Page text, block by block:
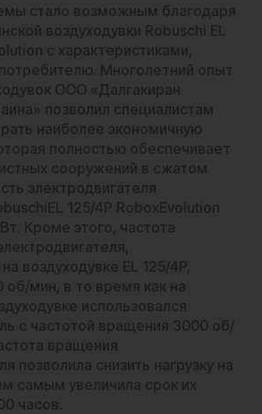
стало возможным благодаря
воздуходувки Robuschi EL
с характеристиками,
Многолетний опыт
ООО «Далгакиран
позволил специалистам
наиболее экономичную
полностью обеспечивает
сооружений в сжатом
электродвигателя
125/4P RoboxEvolution
Кроме этого, частота
воздуходувке EL 125/4P,
об/мин, в то время как на
использовался
с частотой вращения 3000 об/
вращения
позволила снизить нагрузку на
самым увеличила срок их
часов.